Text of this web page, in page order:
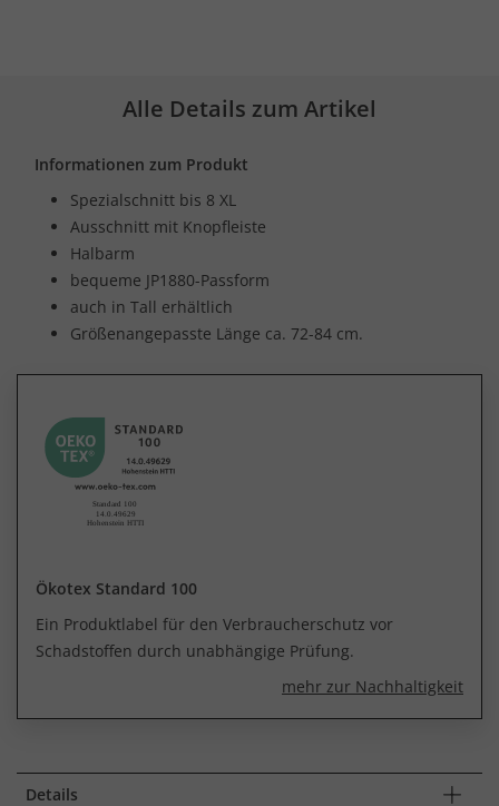
Alle Details zum Artikel
Informationen zum Produkt
Spezialschnitt bis 8 XL
Ausschnitt mit Knopfleiste
Halbarm
bequeme JP1880-Passform
auch in Tall erhältlich
Größenangepasste Länge ca. 72-84 cm.
Ökotex Standard 100
Ein Produktlabel für den Verbraucherschutz vor
Schadstoffen durch unabhängige Prüfung.
mehr zur Nachhaltigkeit
Details